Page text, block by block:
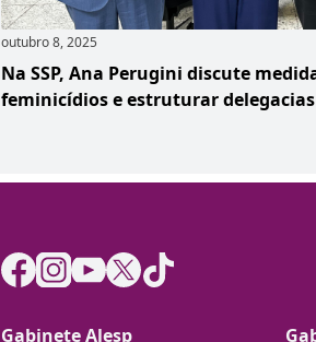
outubro 8, 2025
Na SSP, Ana Perugini discute
feminicídios e estruturar
Gabinete Alesp